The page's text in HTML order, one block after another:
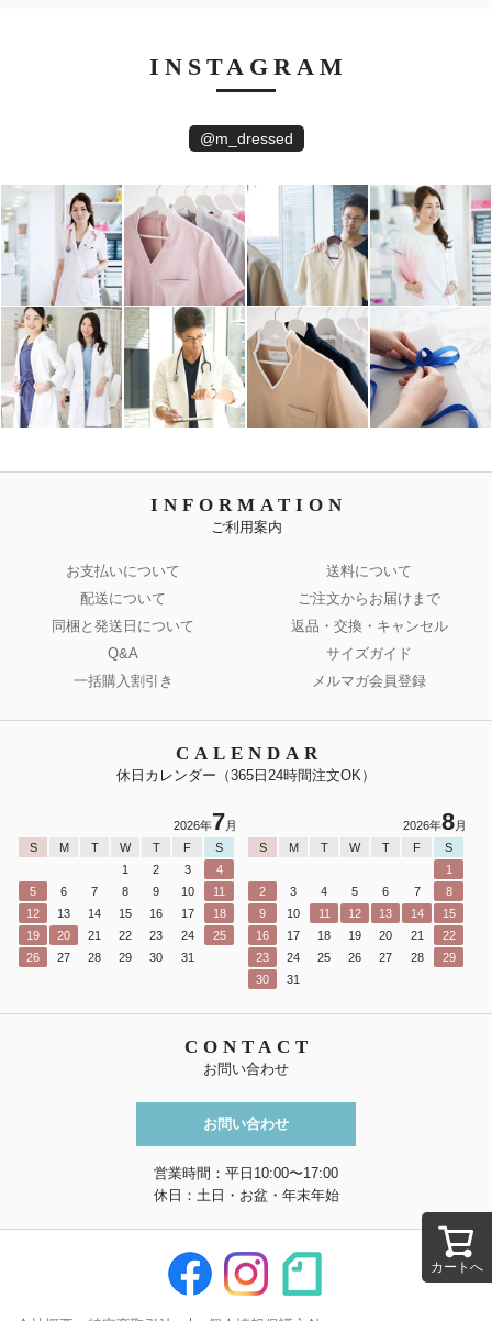
カートへ
INSTAGRAM
@m_dressed
INFORMATION
ご利用案内
お支払いについて
送料について
配送について
ご注文からお届けまで
同梱と発送日について
返品・交換・キャンセル
Q&A
サイズガイド
一括購入割引き
メルマガ会員登録
CALENDAR
休日カレンダー（365日24時間注文OK）
2026年7月
S
M T W T F
S
1
2 3
4
5
6 7 8 9 10
11
12
13 14 15 16 17
18
19
20 21 22 23 24
25
26
27 28 29 30 31
2026年8月
S
M T W T F
S
1
2
3 4 5 6 7
8
9
10 11 12 13 14
15
16
17 18 19 20 21
22
23
24 25 26 27 28
29
30
31
CONTACT
お問い合わせ
お問い合わせ
営業時間：平日10:00〜17:00
休日：土日・お盆・年末年始